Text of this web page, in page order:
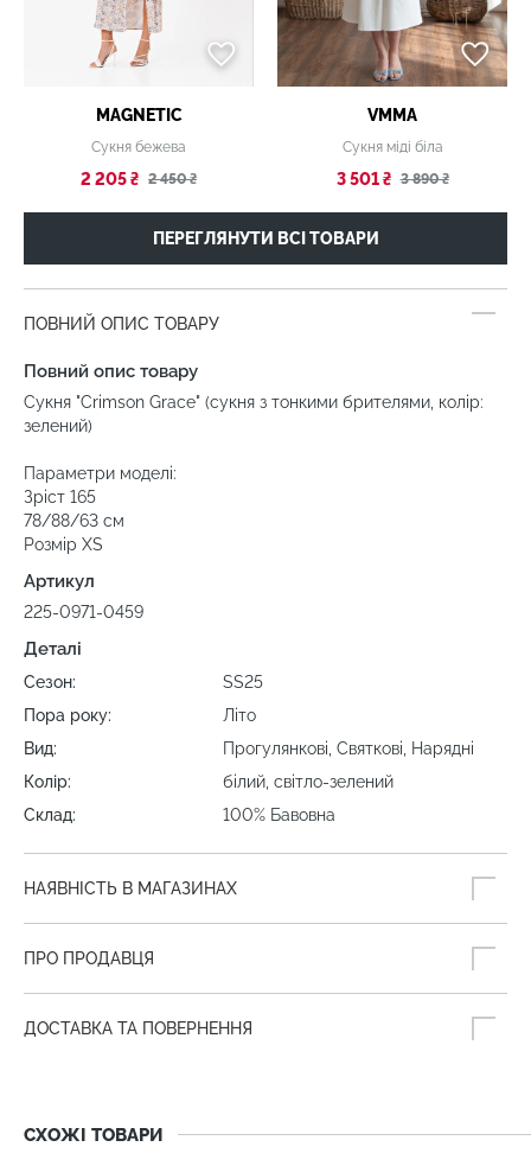
MAGNETIC
Сукня бежева
2 205 ₴ 2 450 ₴
VMMA
Сукня міді біла
3 501 ₴ 3 890 ₴
ПЕРЕГЛЯНУТИ ВСІ ТОВАРИ
ПОВНИЙ ОПИС ТОВАРУ
Повний опис товару
Сукня "Crimson Grace" (сукня з тонкими брителями, колір:
зелений)
Параметри моделі:
Зріст 165
78/88/63 см
Розмір ХS
Артикул
225-0971-0459
Деталі
Сезон:
SS25
Пора року:
Літо
Вид:
Прогулянкові, Святкові, Нарядні
Колір:
білий, світло-зелений
Склад:
100% Бавовна
НАЯВНІСТЬ В МАГАЗИНАХ
ПРО ПРОДАВЦЯ
ДОСТАВКА ТА ПОВЕРНЕННЯ
СХОЖІ ТОВАРИ